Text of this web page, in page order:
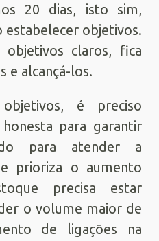
20 dias, isto sim,
estabelecer objetivos.
claros, fica
e alcançá-los.
é preciso
para garantir
para atender a
prioriza o aumento
precisa estar
o volume maior de
de ligações na